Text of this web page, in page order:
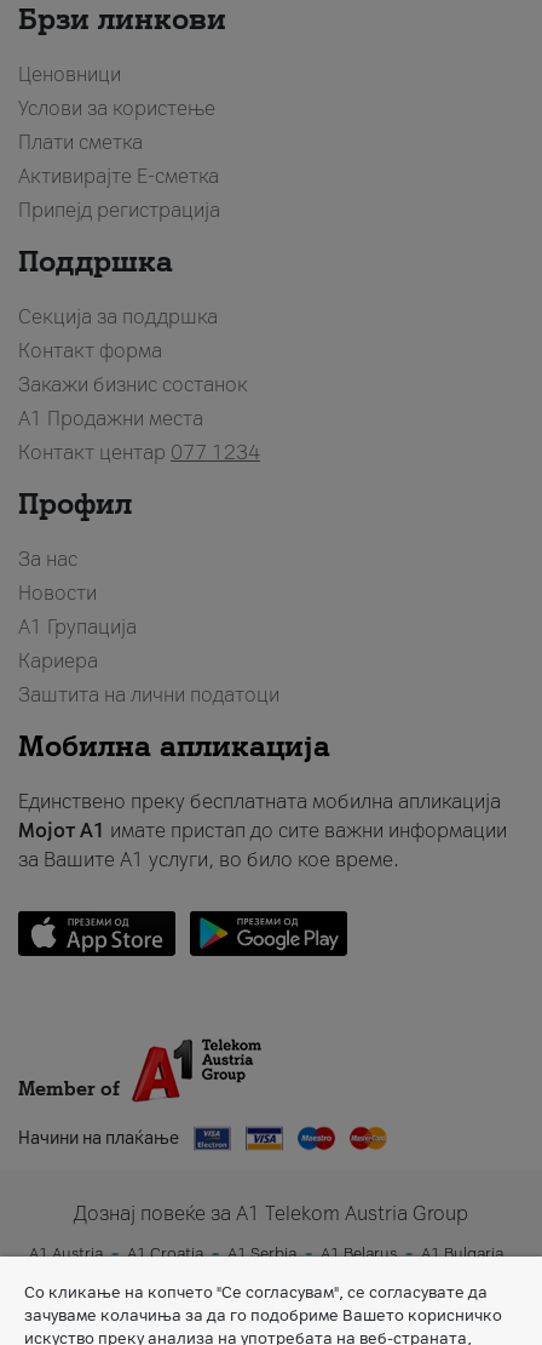
Брзи линкови
Ценовници
Услови за користење
Плати сметка
Активирајте Е-сметка
Припејд регистрација
Поддршка
Секција за поддршка
Контакт форма
Закажи бизнис состанок
A1 Продажни места
Контакт центар 077 1234
Профил
За нас
Новости
А1 Групација
Кариера
Заштита на лични податоци
Мобилна апликација
Единствено преку бесплатната мобилна апликација
Мојот A1 имате пристап до сите важни информации
за Вашите A1 услуги, во било кое време.
Member of
Начини на плаќање
Дознај повеќе за A1 Telekom Austria Group
A1 Austria A1 Croatia A1 Serbia A1 Belarus
A1 Bulgaria
Со кликање на копчето "Се согласувам", се согласувате да
зачуваме колачиња за да го подобриме Вашето корисничко
искуство преку анализа на употребата на веб-страната,